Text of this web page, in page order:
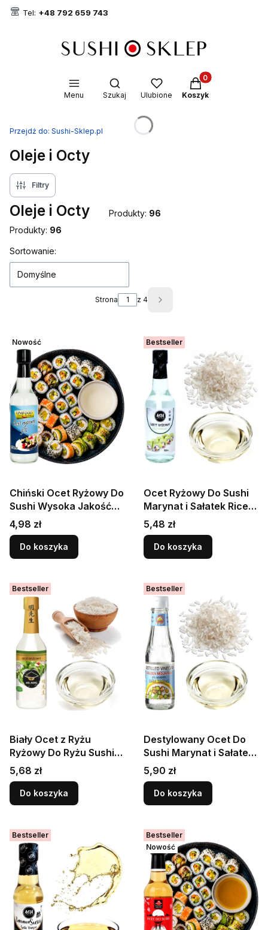
Tel: +48 792 659 743
Menu
Otwórz wyszukiwarkę
Szukaj Ulubione
Produkty w
Koszyk
Przejdź do: Sushi-Sklep.pl
Oleje i Octy
Filtry
Oleje i Octy Produkty: 96
Produkty: 96
Lista produktów
Sortowanie:
Domyślne
Strona z 4 Następne produkty
Nowość
Chiński Ocet Ryżowy Do
Sushi Wysoka Jakość
Do Potraw i Sałatek
150ml UNIFOOD
Cena
4,98 zł
Do koszyka
Bestseller
Ocet Ryżowy Do Sushi
Marynat i Sałatek Rice
Vinegar 150ml ASIA
KITCHEN
Cena
5,48 zł
Do koszyka
Bestseller
Biały Ocet z Ryżu
Ryżowy Do Ryżu Sushi
Sałatek i Marynat 150ml
MR. MING
Cena
5,68 zł
Do koszyka
Bestseller
Destylowany Ocet Do
Sushi Marynat i Sałatek
200ml GOLDEN
MOUNTAIN
Cena
5,90 zł
Do koszyka
Bestseller
Bestseller
Nowość